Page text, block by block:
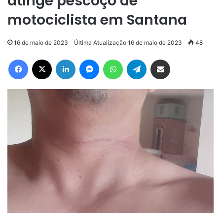
motociclista em Santana
16 de maio de 2023 Última Atualização 16 de maio de 2023 48
Facebook Linkedin MessengerWhatsAppTelegram